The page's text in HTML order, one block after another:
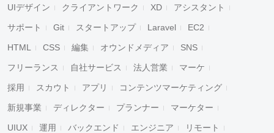
UIデザイン クライアントワーク XD アシスタント
サポート Git スタートアップ Laravel EC2
HTML CSS 編集 オウンドメディア SNS
フリーランス 自社サービス 法人営業 マーケ
採用 スカウト アプリ コンテンツマーケティング
新規事業 ディレクター プランナー マーケター
UIUX 運用 バックエンド エンジニア リモート